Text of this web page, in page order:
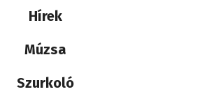
Hírek
Múzsa
Szurkoló